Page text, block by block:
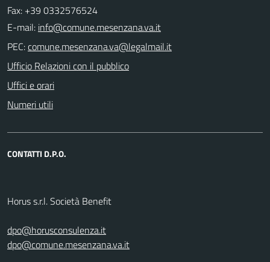
Fax: +39 0332576524
E-mail:
PEC:
Ufficio Relazioni con il pubblico
Uffici e orari
Numeri utili
CONTATTI D.P.O.
Horus s.r.l. Società Benefit
dpo@horusconsulenza.it
dpo@comune.mesenzana.va.it